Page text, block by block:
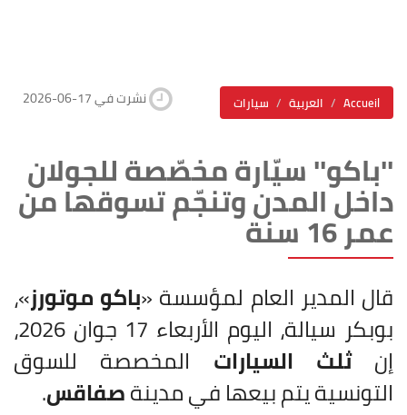
سيارات العربية Accueil 2026-06-17 نشرت في
''باكو'' سيّارة مخصّصة للجولان
داخل المدن وتنجّم تسوقها من
عمر 16 سنة
قال المدير العام لمؤسسة «باكو موتورز»،
بوبكر سيالة، اليوم الأربعاء 17 جوان 2026،
إن ثلث السيارات المخصصة للسوق
التونسية يتم بيعها في مدينةصفاقس.